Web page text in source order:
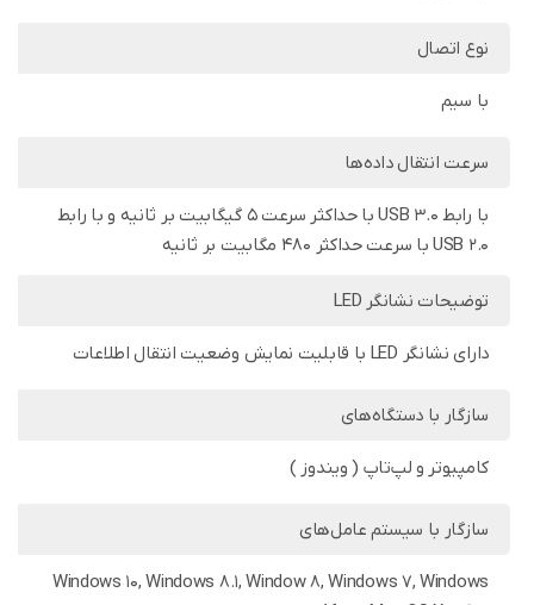
نوع اتصال
با سیم
سرعت انتقال داده‌ها
با رابط USB 3.0 با حداکثر سرعت 5 گیگابیت بر ثانیه و با رابط
USB 2.0 با سرعت حداکثر 480 مگابیت بر ثانیه
توضیحات نشانگر LED
دارای نشانگر LED با قابلیت نمایش وضعیت انتقال اطلاعات
سازگار با دستگاه‌های
کامپیوتر و لپ‌تاپ ( ویندوز )
سازگار با سیستم‌ عامل‌های
Windows 10, Windows 8.1, Window 8, Windows 7, Windows